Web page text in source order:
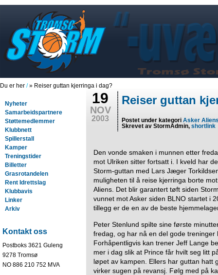
Du er her /» Reiser guttan kjerringa i dag?
Nyheter
Samarbeidspartnere
Støttemedlemmer
Klubbnett
Spillerstall
Kamper
Treningstider
Billetter
Grasrotandelen
Rent Idrettslag
Klubbavis
Linker
Arkiv
Kontakt oss
Postboks 3621 Guleng
9278 Tromsø
NO 886 210 752 MVA
19
NOV
2003
Reiser guttan
Postet under kategoriAsker
Skrevet av StormAdmin,shortlink
Den vonde smaken i munnen etter
mot Ulriken sitter fortsatt i. I kveld har
Storm-guttan med Lars Jæger
muligheten til å reise kjerringa borte
Aliens. Det blir garantert tøft siden
vunnet mot Asker siden BLNO startet i
tillegg er de en av de beste
Peter Stenlund spilte sine første
fredag, og har nå en del gode treninger
Forhåpentligvis kan trener Jeff Lange
mer i dag slik at Prince får hvilt seg litt
løpet av kampen. Ellers har guttan hatt
virker sugen på revansj. Følg med på